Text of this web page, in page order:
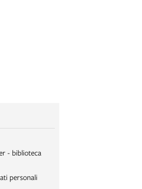
- biblioteca
personali